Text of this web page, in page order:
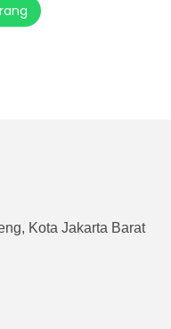
Kota Jakarta Barat